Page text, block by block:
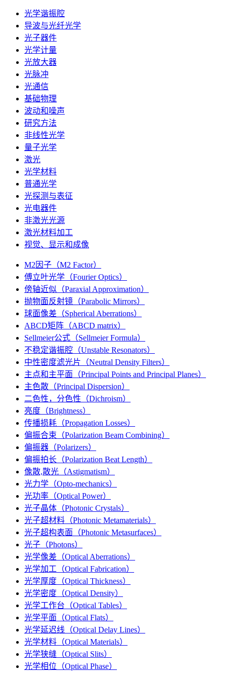
光学谐振腔
导波与光纤光学
光子器件
光学计量
光放大器
光脉冲
光通信
基础物理
波动和噪声
研究方法
非线性光学
量子光学
激光
光学材料
普通光学
光探测与表征
光电器件
非激光光源
激光材料加工
视觉、显示和成像
M2因子（M2 Factor）
傅立叶光学（Fourier Optics）
傍轴近似（Paraxial Approximation）
抛物面反射镜（Parabolic Mirrors）
球面像差（Spherical Aberrations）
ABCD矩阵（ABCD matrix）
Sellmeier公式（Sellmeier Formula）
不稳定谐振腔（Unstable Resonators）
中性密度滤光片（Neutral Density Filters）
主点和主平面（Principal Points and Principal Planes）
主色散（Principal Dispersion）
二色性，分色性（Dichroism）
亮度（Brightness）
传播损耗（Propagation Losses）
偏振合束（Polarization Beam Combining）
偏振器（Polarizers）
偏振拍长（Polarization Beat Length）
像散,散光（Astigmatism）
光力学（Opto-mechanics）
光功率（Optical Power）
光子晶体（Photonic Crystals）
光子超材料（Photonic Metamaterials）
光子超构表面（Photonic Metasurfaces）
光子（Photons）
光学像差（Optical Aberrations）
光学加工（Optical Fabrication）
光学厚度（Optical Thickness）
光学密度（Optical Density）
光学工作台（Optical Tables）
光学平面（Optical Flats）
光学延迟线（Optical Delay Lines）
光学材料（Optical Materials）
光学狭缝（Optical Slits）
光学相位（Optical Phase）